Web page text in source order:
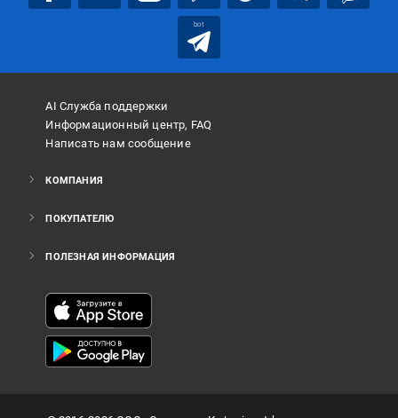
bot
AI Служба поддержки
Информационный центр, FAQ
Написать нам сообщение
КОМПАНИЯ
ПОКУПАТЕЛЮ
ПОЛЕЗНАЯ ИНФОРМАЦИЯ